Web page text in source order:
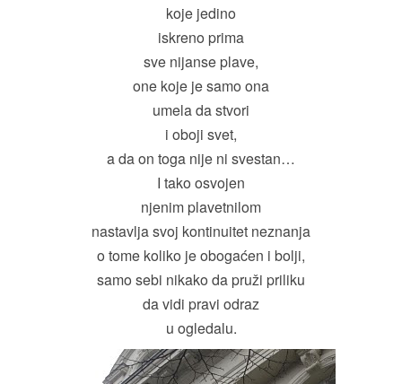
koje jedino
iskreno prima
sve nijanse plave,
one koje je samo ona
umela da stvori
i oboji svet,
a da on toga nije ni svestan…
I tako osvojen
njenim plavetnilom
nastavlja svoj kontinuitet neznanja
o tome koliko je obogaćen i bolji,
samo sebi nikako da pruži priliku
da vidi pravi odraz
u ogledalu.